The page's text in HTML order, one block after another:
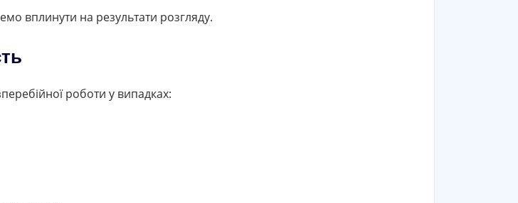
вплинути на результати розгляду.
роботи у випадках: